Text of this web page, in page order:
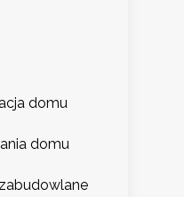
domu
domu